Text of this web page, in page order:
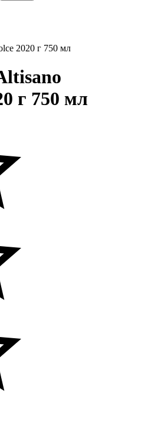
2020 г 750 мл
г 750 мл